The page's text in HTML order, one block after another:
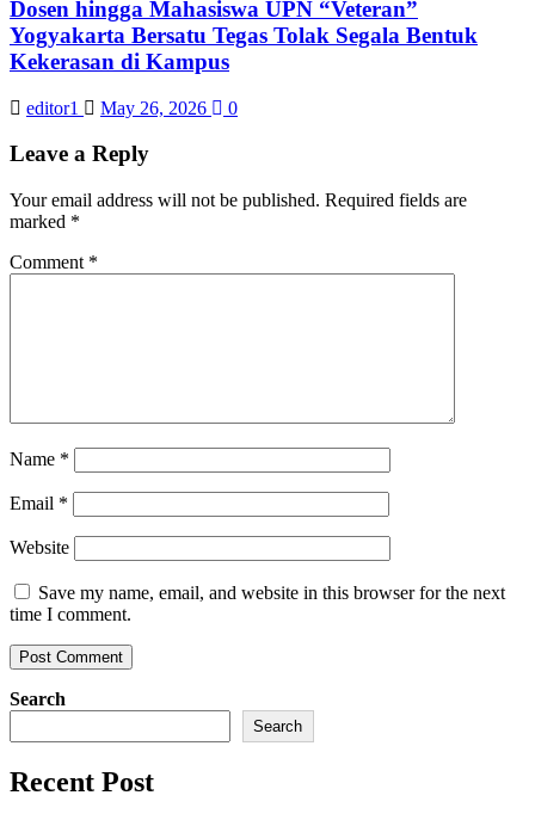
Dosen hingga Mahasiswa UPN “Veteran”
Yogyakarta Bersatu Tegas Tolak Segala Bentuk
Kekerasan di Kampus
editor1 May 26, 2026 0
Leave a Reply
Your email address will not be published. Required fields are
marked *
Comment *
Name *
Email *
Website
Save my name, email, and website in this browser for the next
time I comment.
Search
Search
Recent Post